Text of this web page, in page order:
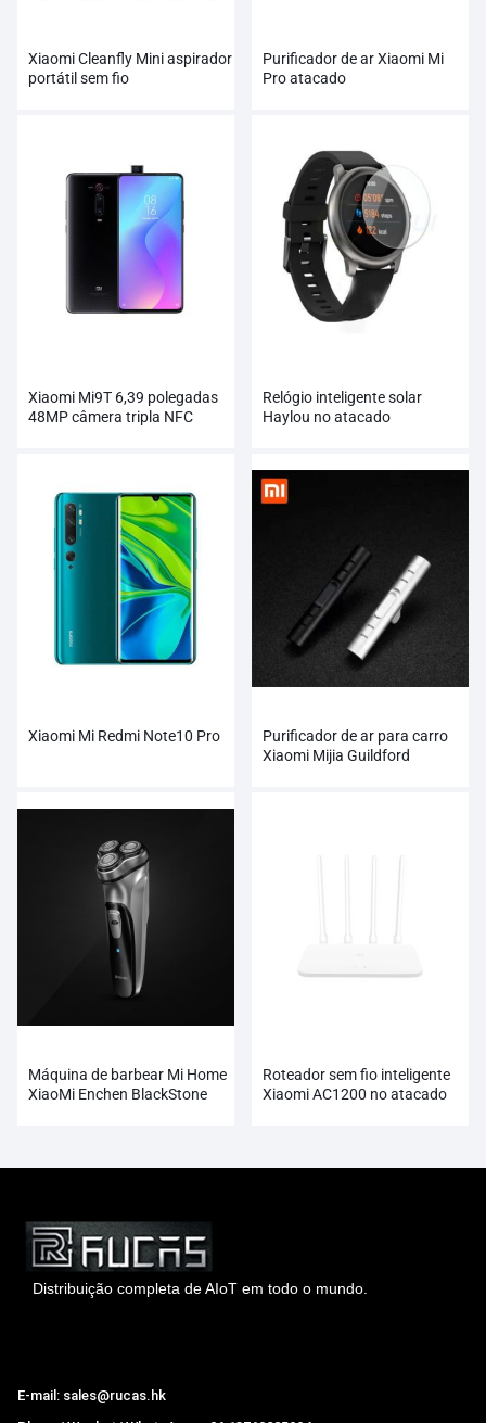
Xiaomi Cleanfly Mini aspirador
portátil sem fio
Purificador de ar Xiaomi Mi
Pro atacado
Xiaomi Mi9T 6,39 polegadas
48MP câmera tripla NFC
Relógio inteligente solar
Haylou no atacado
Xiaomi Mi Redmi Note10 Pro
Purificador de ar para carro
Xiaomi Mijia Guildford
Máquina de barbear Mi Home
XiaoMi Enchen BlackStone
Roteador sem fio inteligente
Xiaomi AC1200 no atacado
Distribuição completa de AIoT em todo o mundo.
E-mail: sales@rucas.hk